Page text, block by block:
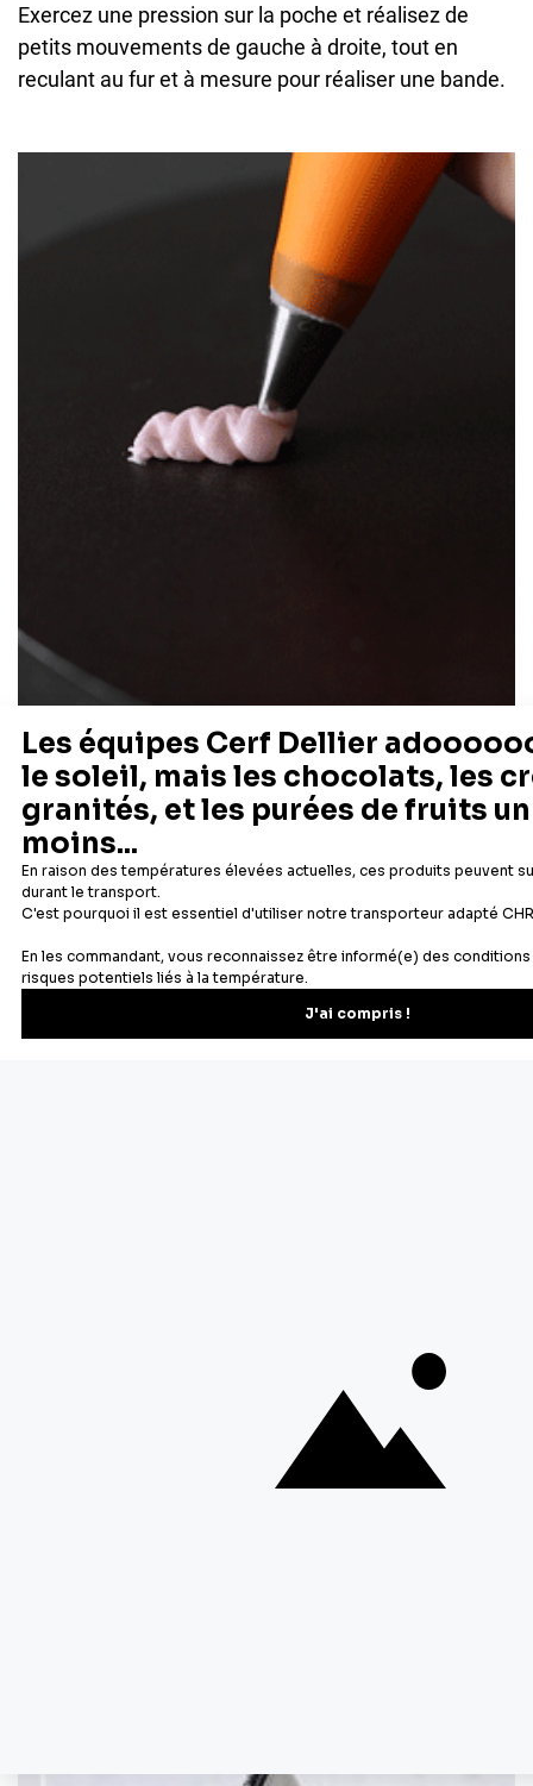
Exercez une pression sur la poche et réalisez de
petits mouvements de gauche à droite, tout en
reculant au fur et à mesure pour réaliser une bande.